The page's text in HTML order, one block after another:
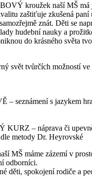
kroužek naší MŠ má
zaštiťuje zkušená paní
znát. Děti se
hudební nauky a
do krásného světa
svět tvůrčích možností ve
seznámení s jazykem
– náprava či
metody Dr. Heyrovské
MŠ máme zázemí v
odborníci.
děti, spokojení rodiče a